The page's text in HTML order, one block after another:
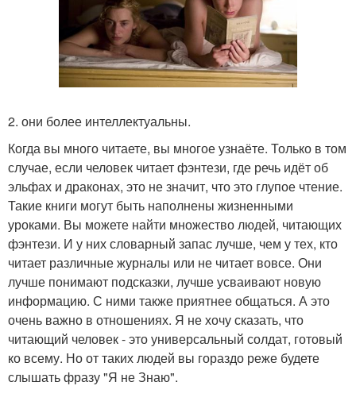
2. они более интеллектуальны.
Когда вы много читаете, вы многое узнаёте. Только в том
случае, если человек читает фэнтези, где речь идёт об
эльфах и драконах, это не значит, что это глупое чтение.
Такие книги могут быть наполнены жизненными
уроками. Вы можете найти множество людей, читающих
фэнтези. И у них словарный запас лучше, чем у тех, кто
читает различные журналы или не читает вовсе. Они
лучше понимают подсказки, лучше усваивают новую
информацию. С ними также приятнее общаться. А это
очень важно в отношениях. Я не хочу сказать, что
читающий человек - это универсальный солдат, готовый
ко всему. Но от таких людей вы гораздо реже будете
слышать фразу "Я не Знаю".